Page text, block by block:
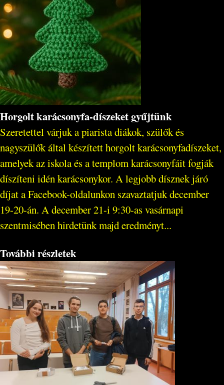
Horgolt karácsonyfa-díszeket gyűjtünk
Szeretettel várjuk a piarista diákok, szülők és
nagyszülők által készített horgolt karácsonyfadíszeket,
amelyek az iskola és a templom karácsonyfáit fogják
díszíteni idén karácsonykor. A legjobb dísznek járó
díjat a Facebook-oldalunkon szavaztatjuk december
19-20-án. A december 21-i 9:30-as vasárnapi
szentmisében hirdetünk majd eredményt...
További részletek